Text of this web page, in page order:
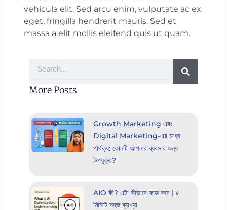
vehicula elit. Sed arcu enim, vulputate ac ex
eget, fringilla hendrerit mauris. Sed et
massa a elit mollis eleifend quis ut quam.
More Posts
Growth Marketing এবং
Digital Marketing-এর মধ্যে
পার্থক্য: কোনটি আপনার ব্যবসার জন্য
উপযুক্ত?
AIO কী? এটা কীভাবে কাজ করে | ৫
মিনিটে সহজ ব্যাখ্যা